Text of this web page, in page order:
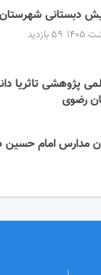
دبستانی شهرستان
59 بازدید
پژوهشی تاثریا
رضوی
مدارس امام حسین